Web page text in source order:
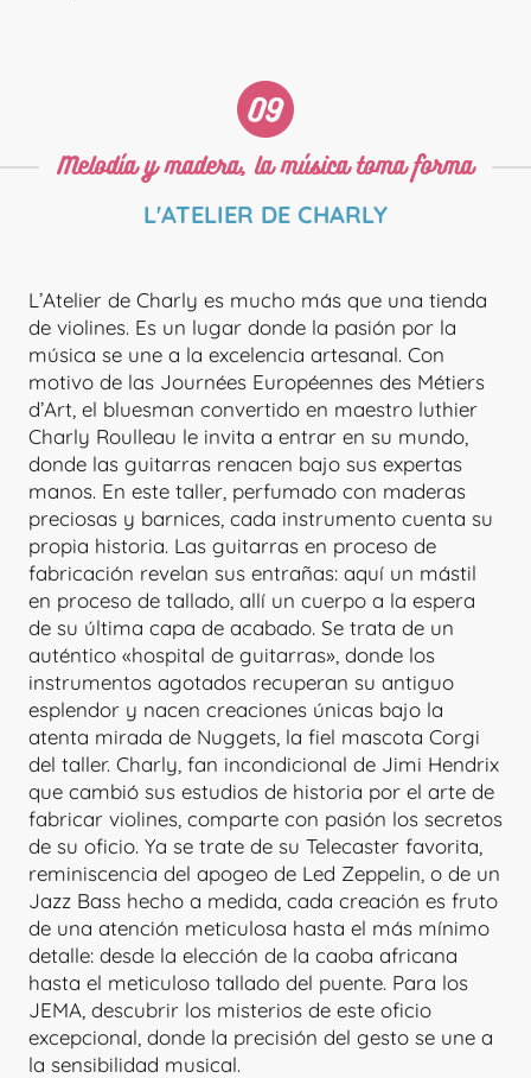
Melodía y madera, la música toma forma
L'ATELIER DE CHARLY
L’Atelier de Charly es mucho más que una tienda
de violines. Es un lugar donde la pasión por la
música se une a la excelencia artesanal. Con
motivo de las Journées Européennes des Métiers
d’Art, el bluesman convertido en maestro luthier
Charly Roulleau le invita a entrar en su mundo,
donde las guitarras renacen bajo sus expertas
manos. En este taller, perfumado con maderas
preciosas y barnices, cada instrumento cuenta su
propia historia. Las guitarras en proceso de
fabricación revelan sus entrañas: aquí un mástil
en proceso de tallado, allí un cuerpo a la espera
de su última capa de acabado. Se trata de un
auténtico «hospital de guitarras», donde los
instrumentos agotados recuperan su antiguo
esplendor y nacen creaciones únicas bajo la
atenta mirada de Nuggets, la fiel mascota Corgi
del taller. Charly, fan incondicional de Jimi Hendrix
que cambió sus estudios de historia por el arte de
fabricar violines, comparte con pasión los secretos
de su oficio. Ya se trate de su Telecaster favorita,
reminiscencia del apogeo de Led Zeppelin, o de un
Jazz Bass hecho a medida, cada creación es fruto
de una atención meticulosa hasta el más mínimo
detalle: desde la elección de la caoba africana
hasta el meticuloso tallado del puente. Para los
JEMA, descubrir los misterios de este oficio
excepcional, donde la precisión del gesto se une a
la sensibilidad musical.